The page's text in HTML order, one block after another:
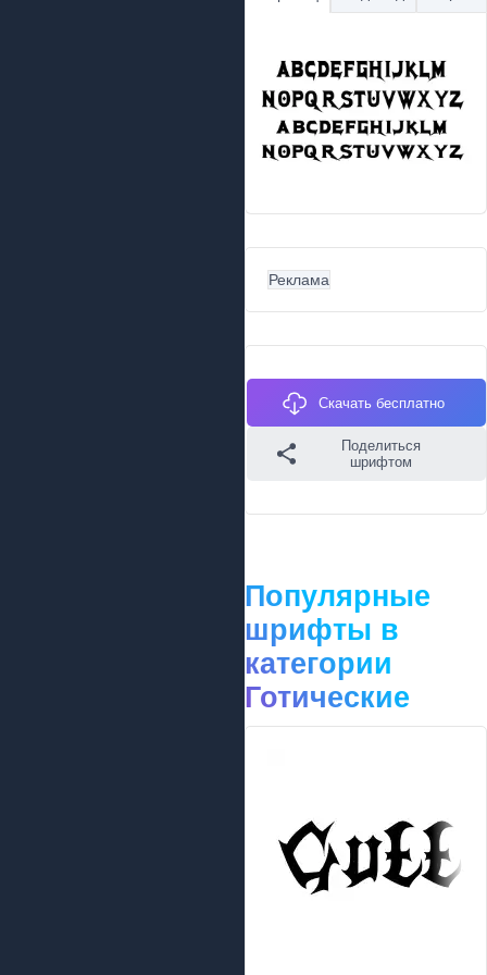
Реклама
Скачать бесплатно
Поделиться
шрифтом
Популярные
шрифты в
категории
Готические